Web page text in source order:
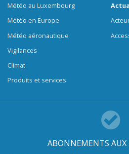
Météo au Luxembourg
Météo en Europe
Météo aéronautique
Vigilances
Climat
Produits et services
ABONNEMENTS AUX